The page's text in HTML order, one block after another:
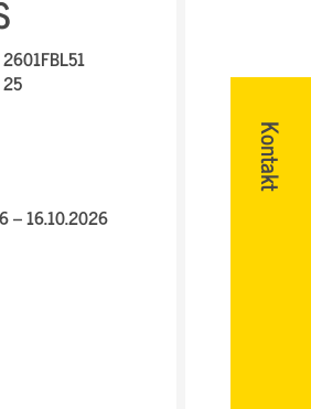
Kontakt
2601FBL51
25
– 16.10.2026